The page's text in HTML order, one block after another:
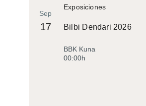
Exposiciones
Sep
17 Bilbi Dendari 2026
BBK Kuna
00:00h